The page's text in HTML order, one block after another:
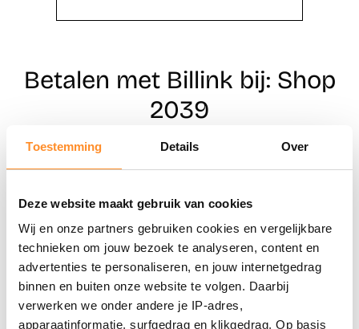
Toestemming Details Over
Deze website maakt gebruik van cookies
Wij en onze partners gebruiken cookies en vergelijkbare
technieken om jouw bezoek te analyseren, content en
advertenties te personaliseren, en jouw internetgedrag
binnen en buiten onze website te volgen. Daarbij
verwerken we onder andere je IP-adres,
apparaatinformatie, surfgedrag en klikgedrag. Op basis
Betalen met Billink bij: Shop
2039
Naar winkels